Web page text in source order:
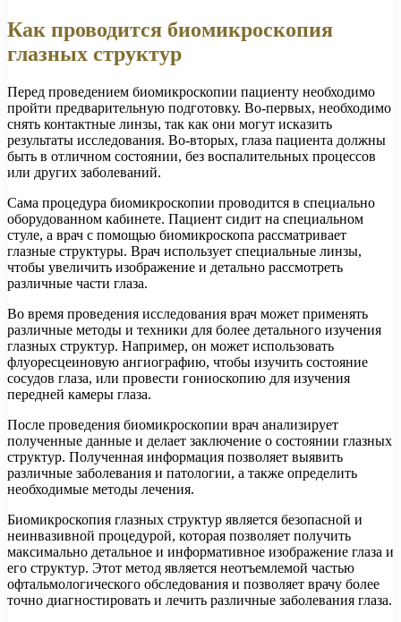
Как проводится биомикроскопия
глазных структур
Перед проведением биомикроскопии пациенту необходимо
пройти предварительную подготовку. Во-первых, необходимо
снять контактные линзы, так как они могут исказить
результаты исследования. Во-вторых, глаза пациента должны
быть в отличном состоянии, без воспалительных процессов
или других заболеваний.
Сама процедура биомикроскопии проводится в специально
оборудованном кабинете. Пациент сидит на специальном
стуле, а врач с помощью биомикроскопа рассматривает
глазные структуры. Врач использует специальные линзы,
чтобы увеличить изображение и детально рассмотреть
различные части глаза.
Во время проведения исследования врач может применять
различные методы и техники для более детального изучения
глазных структур. Например, он может использовать
флуоресцеиновую ангиографию, чтобы изучить состояние
сосудов глаза, или провести гониоскопию для изучения
передней камеры глаза.
После проведения биомикроскопии врач анализирует
полученные данные и делает заключение о состоянии глазных
структур. Полученная информация позволяет выявить
различные заболевания и патологии, а также определить
необходимые методы лечения.
Биомикроскопия глазных структур является безопасной и
неинвазивной процедурой, которая позволяет получить
максимально детальное и информативное изображение глаза и
его структур. Этот метод является неотъемлемой частью
офтальмологического обследования и позволяет врачу более
точно диагностировать и лечить различные заболевания глаза.